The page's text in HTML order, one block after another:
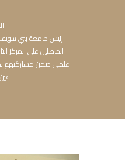
رئيس جامعة بني
الحاصلين على المركز
علمي ضمن مشاركتهم